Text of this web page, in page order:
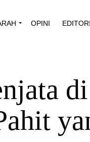
OPINI EDITORIAL
di